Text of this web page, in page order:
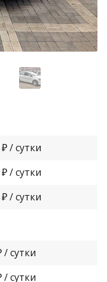
/ сутки
/ сутки
/ сутки
/ сутки
/ сутки